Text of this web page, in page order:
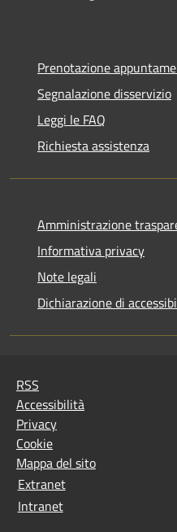
Prenotazione
Segnalazione disservizio
Leggi le FAQ
Richiesta assistenza
Amministrazione
Informativa privacy
Note legali
Dichiarazione di
RSS
Accessibilità
Privacy
Cookie
Mappa del sito
Extranet
Intranet